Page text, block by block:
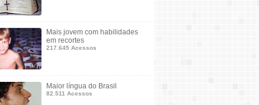
Mais jovem com habilidades
em recortes
217.645 Acessos
Maior língua do Brasil
82.511 Acessos